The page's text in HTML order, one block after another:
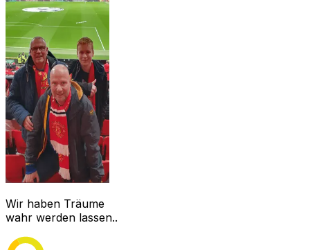
Wir haben Träume
wahr werden lassen..